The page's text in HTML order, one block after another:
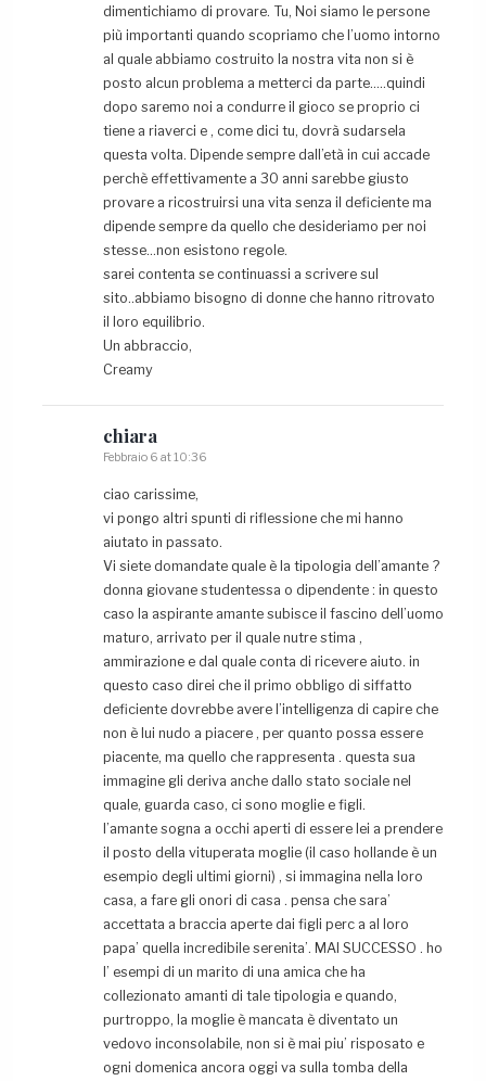
dimentichiamo di provare. Tu, Noi siamo le persone
più importanti quando scopriamo che l’uomo intorno
al quale abbiamo costruito la nostra vita non si è
posto alcun problema a metterci da parte…..quindi
dopo saremo noi a condurre il gioco se proprio ci
tiene a riaverci e , come dici tu, dovrà sudarsela
questa volta. Dipende sempre dall’età in cui accade
perchè effettivamente a 30 anni sarebbe giusto
provare a ricostruirsi una vita senza il deficiente ma
dipende sempre da quello che desideriamo per noi
stesse…non esistono regole.
sarei contenta se continuassi a scrivere sul
sito..abbiamo bisogno di donne che hanno ritrovato
il loro equilibrio.
Un abbraccio,
Creamy
chiara
Febbraio 6 at 10:36
ciao carissime,
vi pongo altri spunti di riflessione che mi hanno
aiutato in passato.
Vi siete domandate quale è la tipologia dell’amante ?
donna giovane studentessa o dipendente : in questo
caso la aspirante amante subisce il fascino dell’uomo
maturo, arrivato per il quale nutre stima ,
ammirazione e dal quale conta di ricevere aiuto. in
questo caso direi che il primo obbligo di siffatto
deficiente dovrebbe avere l’intelligenza di capire che
non è lui nudo a piacere , per quanto possa essere
piacente, ma quello che rappresenta . questa sua
immagine gli deriva anche dallo stato sociale nel
quale, guarda caso, ci sono moglie e figli.
l’amante sogna a occhi aperti di essere lei a prendere
il posto della vituperata moglie (il caso hollande è un
esempio degli ultimi giorni) , si immagina nella loro
casa, a fare gli onori di casa . pensa che sara’
accettata a braccia aperte dai figli perc a al loro
papa’ quella incredibile serenita’. MAI SUCCESSO . ho
l’ esempi di un marito di una amica che ha
collezionato amanti di tale tipologia e quando,
purtroppo, la moglie è mancata è diventato un
vedovo inconsolabile, non si è mai piu’ risposato e
ogni domenica ancora oggi va sulla tomba della